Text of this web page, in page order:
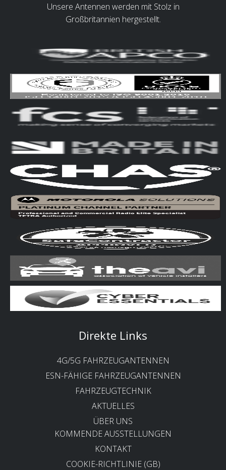
Unsere Antennen werden mit Stolz in
Großbritannien hergestellt.
Direkte Links
4G/5G FAHRZEUGANTENNEN
ESN-FÄHIGE FAHRZEUGANTENNEN
FAHRZEUGTECHNIK
AKTUELLES
ÜBER UNS
KOMMENDE AUSSTELLUNGEN
KONTAKT
COOKIE-RICHTLINIE (GB)